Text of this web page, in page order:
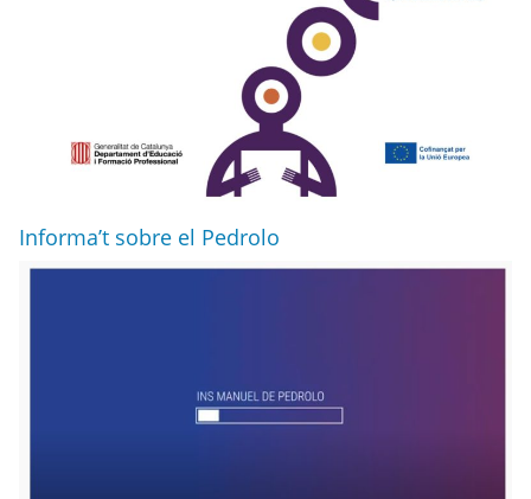
Informa’t sobre el Pedrolo